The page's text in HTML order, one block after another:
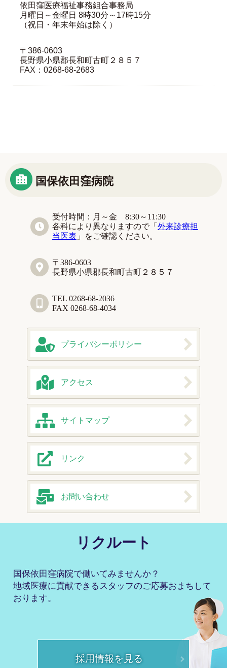
依田窪医療福祉事務組合事務局
月曜日～金曜日 8時30分～17時15分
（祝日・年末年始は除く）
〒386-0603
長野県小県郡長和町古町２８５７
FAX：0268-68-2683
国保依田窪病院
受付時間：月～金 8:30～11:30
各科により異なりますので「 外来診療担
当医表 」をご確認ください。
〒386-0603
長野県小県郡長和町古町２８５７
TEL 0268-68-2036
FAX 0268-68-4034
プライバシーポリシー
アクセス
サイトマップ
リンク
お問い合わせ
リクルート
国保依田窪病院で働いてみませんか？
地域医療に貢献できるスタッフのご応募おまちして
おります。
採用情報を見る